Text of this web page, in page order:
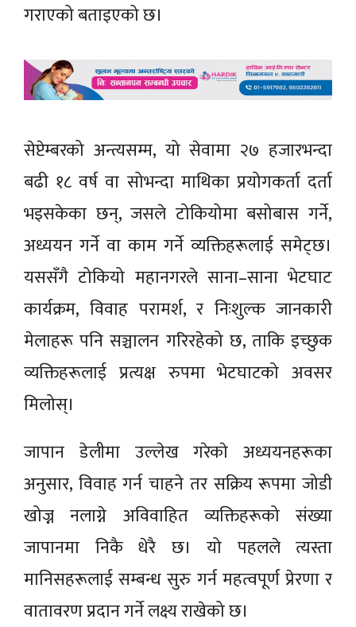
गराएको बताइएको छ।
सेप्टेम्बरको अन्त्यसम्म, यो सेवामा २७ हजारभन्दा
बढी १८ वर्ष वा सोभन्दा माथिका प्रयोगकर्ता दर्ता
भइसकेका छन्, जसले टोकियोमा बसोबास गर्ने,
अध्ययन गर्ने वा काम गर्ने व्यक्तिहरूलाई समेट्छ।
यससँगै टोकियो महानगरले साना–साना भेटघाट
कार्यक्रम, विवाह परामर्श, र निःशुल्क जानकारी
मेलाहरू पनि सञ्चालन गरिरहेको छ, ताकि इच्छुक
व्यक्तिहरूलाई प्रत्यक्ष रुपमा भेटघाटको अवसर
मिलोस्।
जापान डेलीमा उल्लेख गरेकाे अध्ययनहरूका
अनुसार, विवाह गर्न चाहने तर सक्रिय रूपमा जोडी
खोज्न नलाग्ने अविवाहित व्यक्तिहरूको संख्या
जापानमा निकै धेरै छ। यो पहलले त्यस्ता
मानिसहरूलाई सम्बन्ध सुरु गर्न महत्वपूर्ण प्रेरणा र
वातावरण प्रदान गर्ने लक्ष्य राखेको छ।